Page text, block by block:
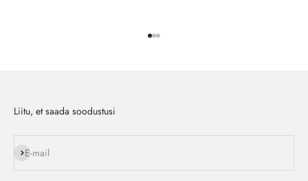
Liitu, et saada soodustusi
E-mail
Liitu